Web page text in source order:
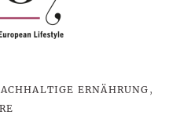
ERNÄHRUNG,